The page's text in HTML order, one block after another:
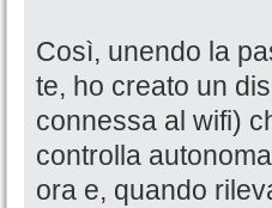
Così, unendo la
te, ho creato un
connessa al wifi)
controlla
ora e, quando